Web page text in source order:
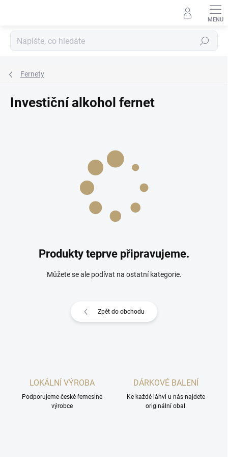
Hledat
Fernety
Investiční alkohol fernet
Produkty teprve připravujeme.
Můžete se ale podívat na ostatní kategorie.
Zpět do obchodu
LOKÁLNÍ VÝROBA
Podporujeme české řemeslné
výrobce
DÁRKOVÉ BALENÍ
Ke každé láhvi u nás najdete
originální obal.